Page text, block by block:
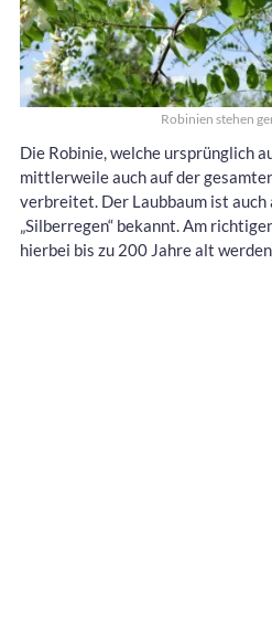
Robinien stehen
Die Robinie, welche ursprünglich
mittlerweile auch auf der
verbreitet. Der Laubbaum ist auch
„Silberregen“ bekannt. Am
hierbei bis zu 200 Jahre alt werden.